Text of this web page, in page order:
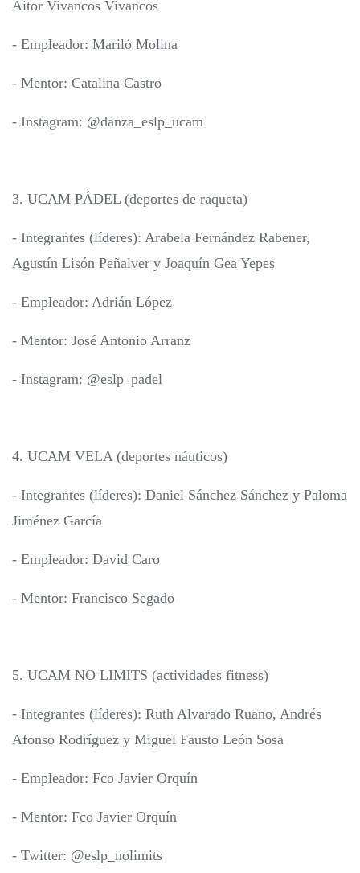
Aitor Vivancos Vivancos
- Empleador: Mariló Molina
- Mentor: Catalina Castro
- Instagram: @danza_eslp_ucam
3. UCAM PÁDEL (deportes de raqueta)
- Integrantes (líderes): Arabela Fernández Rabener,
Agustín Lisón Peñalver y Joaquín Gea Yepes
- Empleador: Adrián López
- Mentor: José Antonio Arranz
- Instagram: @eslp_padel
4. UCAM VELA (deportes náuticos)
- Integrantes (líderes): Daniel Sánchez Sánchez y Paloma
Jiménez García
- Empleador: David Caro
- Mentor: Francisco Segado
5. UCAM NO LIMITS (actividades fitness)
- Integrantes (líderes): Ruth Alvarado Ruano, Andrés
Afonso Rodríguez y Miguel Fausto León Sosa
- Empleador: Fco Javier Orquín
- Mentor: Fco Javier Orquín
- Twitter: @eslp_nolimits